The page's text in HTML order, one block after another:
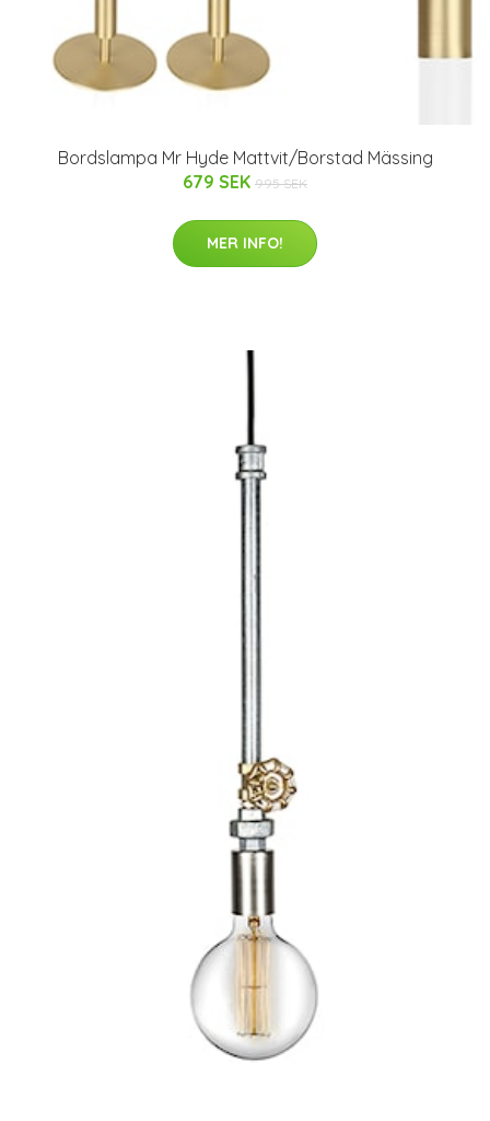
Bordslampa Mr Hyde Mattvit/Borstad Mässing
679 SEK 995 SEK
MER INFO!